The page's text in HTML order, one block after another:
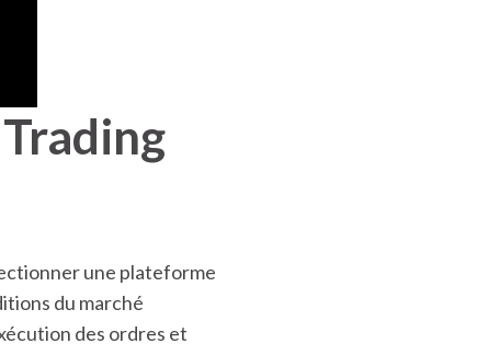
une plateforme
du marché
des ordres et